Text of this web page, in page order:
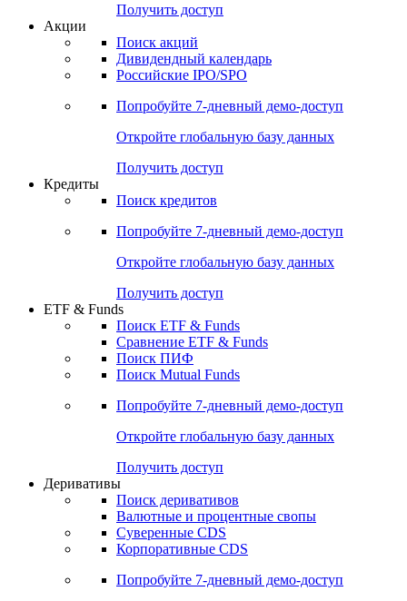
Получить доступ
Акции
Поиск акций
Дивидендный календарь
Российские IPO/SPO
Попробуйте 7-дневный демо-доступ
Откройте глобальную базу данных
Получить доступ
Кредиты
Поиск кредитов
Попробуйте 7-дневный демо-доступ
Откройте глобальную базу данных
Получить доступ
ETF & Funds
Поиск ETF & Funds
Сравнение ETF & Funds
Поиск ПИФ
Поиск Mutual Funds
Попробуйте 7-дневный демо-доступ
Откройте глобальную базу данных
Получить доступ
Деривативы
Поиск деривативов
Валютные и процентные свопы
Суверенные CDS
Корпоративные CDS
Попробуйте 7-дневный демо-доступ